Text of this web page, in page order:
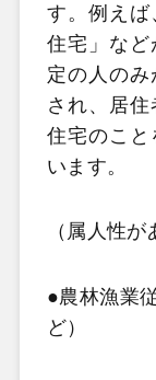
す。例え
住宅」な
定の人の
され、居
住宅のこ
います。
（属人性が
●農林漁業
ど）